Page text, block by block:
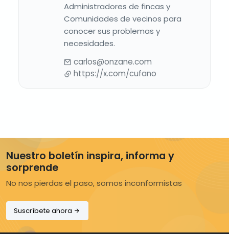
Administradores de fincas y
Comunidades de vecinos para
conocer sus problemas y
necesidades.
carlos@onzane.com
https://x.com/cufano
Nuestro boletín inspira, informa y
sorprende
No nos pierdas el paso, somos inconformistas
Suscríbete ahora